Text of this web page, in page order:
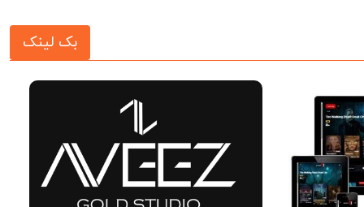
بک لینک